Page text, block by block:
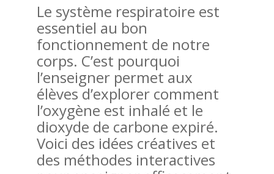
Le système respiratoire est
essentiel au bon
fonctionnement de notre
corps. C’est pourquoi
l’enseigner permet aux
élèves d’explorer comment
l’oxygène est inhalé et le
dioxyde de carbone expiré.
Voici des idées créatives et
des méthodes interactives